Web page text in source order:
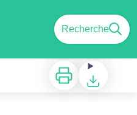
Recherche
ImprimerTélécharger